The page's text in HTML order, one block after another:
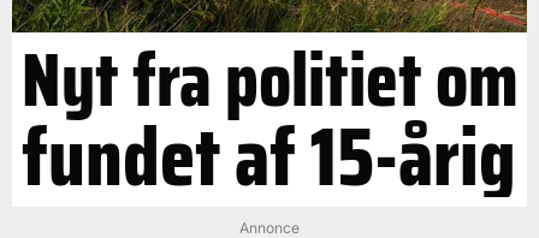
Nyt fra politiet om
fundet af 15-årig
Annonce